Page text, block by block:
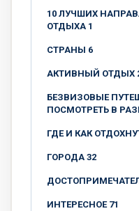
10 ЛУЧШИХ
ОТДЫХА 1
CТРАНЫ 6
АКТИВНЫЙ ОТДЫХ
БЕЗВИЗОВЫЕ
ПОСМОТРЕТЬ В
ГДЕ И КАК
ГОРОДА 32
ИНТЕРЕСНОЕ 71